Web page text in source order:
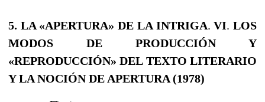
5. LA «APERTURA» DE LA ΙΝTRIGΑ. VI.LOS
MODOS DE PRODUCCIÓN Y
«REPRODUCCIÓN» DEL TEXTO LITERARIO
Y LA NOCIÓN DE APERTURA (1978)